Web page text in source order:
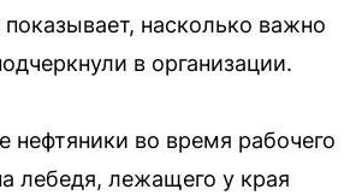
насколько важно
в организации.
нефтяники во время рабочего
лебедя, лежащего у края